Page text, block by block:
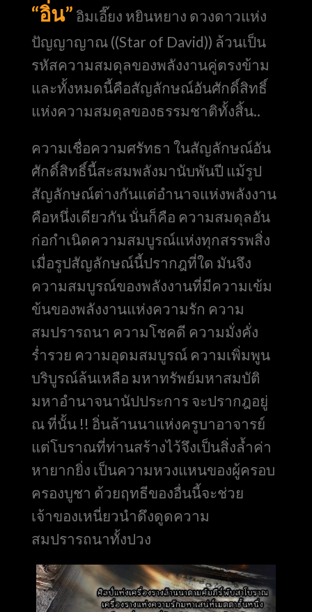
“อิ่น” อิมเอี๊ยง หยินหยาง ดวงดาวแห่ง
ปัญญาญาณ ((Star of David)) ล้วนเป็น
รหัสความสมดุลของพลังงานคู่ตรงข้าม
และทั้งหมดนี้คือสัญลักษณ์อันศักดิ์สิทธิ์
แห่งความสมดุลของธรรมชาติทั้งสิ้น..
ความเชื่อความศรัทธา ในสัญลักษณ์อัน
ศักดิ์สิทธิ์นี้สะสมพลังมานับพันปี แม้รูป
สัญลักษณ์ต่างกันแต่อำนาจแห่งพลังงาน
คือหนึ่งเดียวกัน นั่นก็คือ ความสมดุลอัน
ก่อกำเนิดความสมบูรณ์แห่งทุกสรรพสิ่ง
เมื่อรูปสัญลักษณ์นี้ปรากฎที่ใด มันจึง
ความสมบูรณ์ของพลังงานที่มีความเข้ม
ข้นของพลังงานแห่งความรัก ความ
สมปรารถนา ความโชคดี ความมั่งคั่ง
ร่ำรวย ความอุดมสมบูรณ์ ความเพิ่มพูน
บริบูรณ์ล้นเหลือ มหาทรัพย์มหาสมบัติ
มหาอำนาจนานัปประการ จะปรากฎอยู่
ณ ที่นั้น !! อิ่นล้านนาแห่งครูบาอาจารย์
แต่โบราณที่ท่านสร้างไว้จึงเป็นสิ่งล้ำค่า
หายากยิ่ง เป็นความหวงแหนของผู้ครอบ
ครองบูชา ด้วยฤทธีของอื่นนี้จะช่วย
เจ้าของเหนี่ยวนำดึงดูดความ
สมปรารถนาทั้งปวง